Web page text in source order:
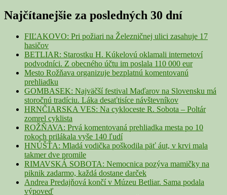
Sidebar
Widget
Area
Najčítanejšie za posledných 30 dní
FIĽAKOVO: Pri požiari na Železničnej ulici zasahuje 17
hasičov
BETLIAR: Starostku H. Kúkelovú oklamali internetoví
podvodníci. Z obecného účtu im poslala 110 000 eur
Mesto Rožňava organizuje bezplatnú komentovanú
prehliadku
GOMBASEK: Najväčší festival Maďarov na Slovensku má
storočnú tradíciu. Láka desaťtisíce návštevníkov
HRNČIARSKA VES: Na cykloceste R. Sobota – Poltár
zomrel cyklista
ROŽŇAVA: Prvá komentovaná prehliadka mesta po 10
rokoch prilákala vyše 140 ľudí
HNÚŠŤA: Mladá vodička poškodila päť áut, v krvi mala
takmer dve promile
RIMAVSKÁ SOBOTA: Nemocnica pozýva mamičky na
piknik zadarmo, každá dostane darček
Andrea Predajňová končí v Múzeu Betliar. Sama podala
výpoveď